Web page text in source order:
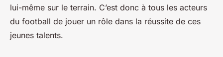
lui-même sur le terrain. C’est donc à tous les acteurs
du football de jouer un rôle dans la réussite de ces
jeunes talents.